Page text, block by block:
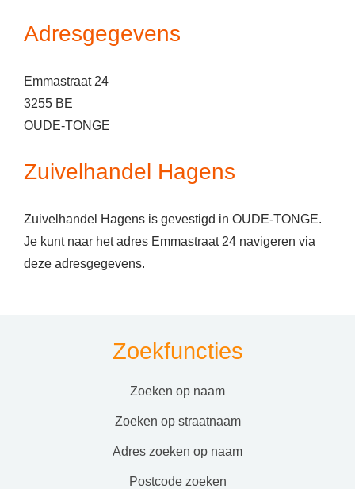
Adresgegevens
Emmastraat 24
3255 BE
OUDE-TONGE
Zuivelhandel Hagens
Zuivelhandel Hagens is gevestigd in OUDE-TONGE.
Je kunt naar het adres Emmastraat 24 navigeren via
deze adresgegevens.
Zoekfuncties
zoeken op naam
zoeken op straatnaam
adres zoeken op naam
postcode zoeken